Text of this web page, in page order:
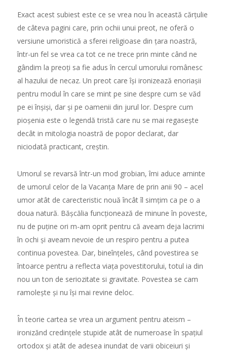
Exact acest subiest este ce se vrea nou în această cărțulie
de câteva pagini care, prin ochii unui preot, ne oferă o
versiune umoristică a sferei religioase din țara noastră,
într-un fel se vrea ca tot ce ne trece prin minte când ne
gândim la preoți sa fie adus în cercul umorului românesc
al hazului de necaz. Un preot care își ironizează enoriașii
pentru modul în care se mint pe sine despre cum se văd
pe ei înșiși, dar și pe oamenii din jurul lor. Despre cum
pioșenia este o legendă tristă care nu se mai regasește
decât in mitologia noastră de popor declarat, dar
niciodată practicant, creștin.
Umorul se revarsă într-un mod grobian, îmi aduce aminte
de umorul celor de la Vacanța Mare de prin anii 90 – acel
umor atât de carecteristic nouă încât îl simțim ca pe o a
doua natură. Bășcălia funcționează de minune în poveste,
nu de puține ori m-am oprit pentru că aveam deja lacrimi
în ochi și aveam nevoie de un respiro pentru a putea
continua povestea. Dar, bineînțeles, când povestirea se
întoarce pentru a reflecta viața povestitorului, totul ia din
nou un ton de seriozitate si gravitate. Povestea se cam
ramolește și nu își mai revine deloc.
În teorie cartea se vrea un argument pentru ateism –
ironizănd credințele stupide atât de numeroase în spațiul
ortodox și atât de adesea inundat de varii obiceiuri și